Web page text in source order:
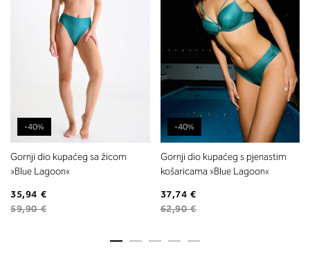
-40%
Gornji dio kupaćeg sa žicom
»Blue Lagoon«
35,94 €
59,90 €
-40%
Gornji dio kupaćeg s pjenastim
košaricama »Blue Lagoon«
37,74 €
62,90 €